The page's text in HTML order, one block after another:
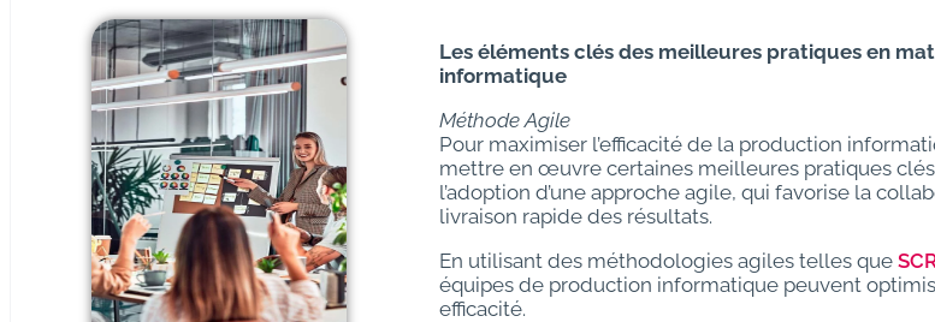
Les éléments clés des meilleures pratiques en
informatique
Méthode Agile
Pour maximiser l’efficacité de la production
mettre en œuvre certaines meilleures pratiques clés.
l’adoption d’une approche agile, qui favorise la
livraison rapide des résultats.
En utilisant des méthodologies agiles telles que
équipes de production informatique peuvent
efficacité.